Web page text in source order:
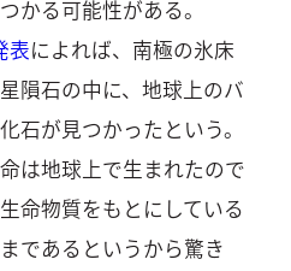
かる可能性がある。
表によれば、南極の氷床
隕石の中に、地球上のバ
石が見つかったという。
は地球上で生まれたので
命物質をもとにしている
であるというから驚き